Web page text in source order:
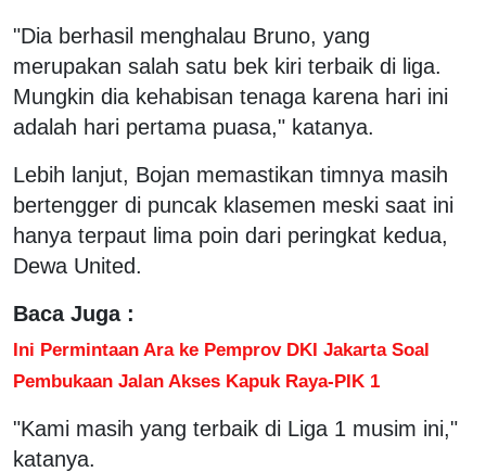
"Dia berhasil menghalau Bruno, yang
merupakan salah satu bek kiri terbaik di liga.
Mungkin dia kehabisan tenaga karena hari ini
adalah hari pertama puasa," katanya.
Lebih lanjut, Bojan memastikan timnya masih
bertengger di puncak klasemen meski saat ini
hanya terpaut lima poin dari peringkat kedua,
Dewa United.
Baca Juga :
Ini Permintaan Ara ke Pemprov DKI Jakarta Soal
Pembukaan Jalan Akses Kapuk Raya-PIK 1
"Kami masih yang terbaik di Liga 1 musim ini,"
katanya.